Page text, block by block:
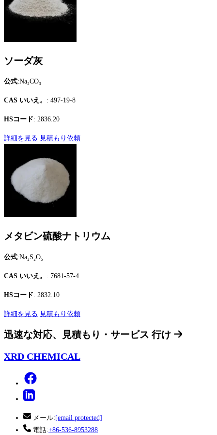
ソーダ灰
公式:Na₂CO₃
CAS いいえ。 : 497-19-8
HSコード: 2836.20
詳細を見る 見積もり依頼
メタビン硫酸ナトリウム
公式:Na₂S₂O₅
CAS いいえ。 : 7681-57-4
HSコード: 2832.10
詳細を見る 見積もり依頼
迅速な対応、見積もり・サービス 行け
XRD CHEMICAL
メール: [email protected]
電話:+86-536-8953288